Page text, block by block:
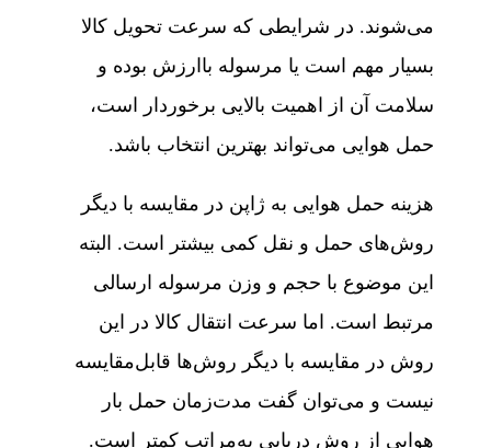
می‌شوند. در شرایطی که سرعت تحویل کالا
بسیار مهم است یا مرسوله باارزش بوده و
سلامت آن از اهمیت بالایی برخوردار است،
حمل هوایی می‌تواند بهترین انتخاب باشد.
هزینه حمل هوایی به ژاپن در مقایسه با دیگر
روش‌های حمل‌ و نقل کمی بیشتر است. البته
این موضوع با حجم و وزن مرسوله ارسالی
مرتبط است. اما سرعت انتقال کالا در این
روش در مقایسه با دیگر روش‌ها قابل‌مقایسه
نیست و می‌توان گفت مدت‌زمان حمل بار
هوایی از روش دریایی به‌مراتب کمتر است.